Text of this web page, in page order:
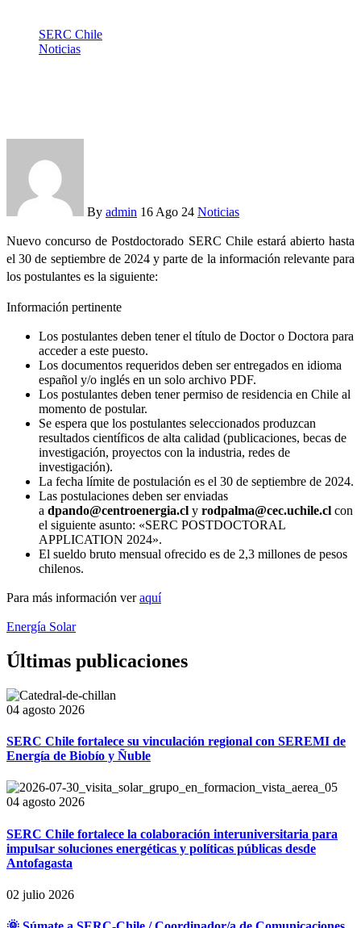
SERC Chile
Noticias
By admin 16 Ago 24 Noticias
Nuevo concurso de Postdoctorado SERC Chile estará abierto hasta
el 30 de septiembre de 2024 y parte de la información relevante para
los postulantes es la siguiente:
Información pertinente
Los postulantes deben tener el título de Doctor o Doctora para
acceder a este puesto.
Los documentos requeridos deben ser entregados en idioma
español y/o inglés en un solo archivo PDF.
Los postulantes deben tener permiso de residencia en Chile al
momento de postular.
Se espera que los postulantes seleccionados produzcan
resultados científicos de alta calidad (publicaciones, becas de
investigación, proyectos con la industria, redes de
investigación).
La fecha límite de postulación es el 30 de septiembre de 2024.
Las postulaciones deben ser enviadas
a dpando@centroenergia.cl y rodpalma@cec.uchile.cl con
el siguiente asunto: «SERC POSTDOCTORAL
APPLICATION 2024».
El sueldo bruto mensual ofrecido es de 2,3 millones de pesos
chilenos.
Para más información veraquí
Energía Solar
Últimas publicaciones
04 agosto 2026
SERC Chile fortalece su vinculación regional con SEREMI de
Energía de Biobío y Ñuble
04 agosto 2026
SERC Chile fortalece la colaboración interuniversitaria para
impulsar soluciones energéticas y políticas públicas desde
Antofagasta
02 julio 2026